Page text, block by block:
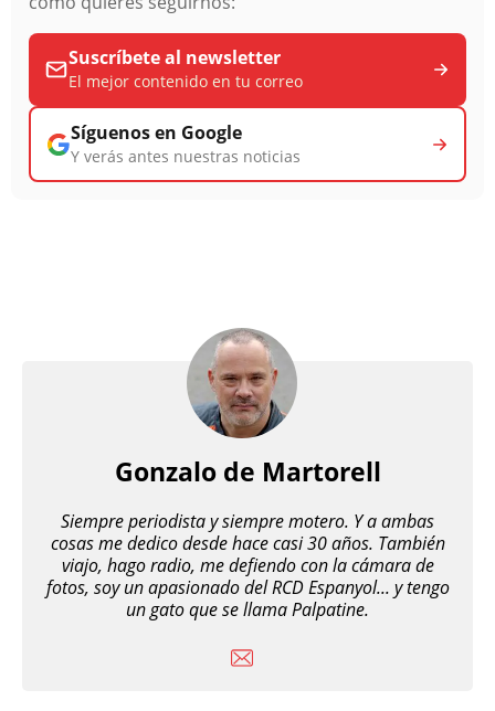
Suscríbete al newsletter
El mejor contenido en tu correo
Síguenos en Google
Y verás antes nuestras noticias
Gonzalo de Martorell
Siempre periodista y siempre motero. Y a ambas
cosas me dedico desde hace casi 30 años. También
viajo, hago radio, me defiendo con la cámara de
fotos, soy un apasionado del RCD Espanyol... y tengo
un gato que se llama Palpatine.